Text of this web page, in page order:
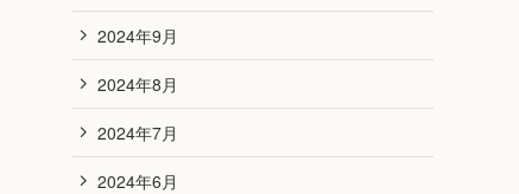
2024年9月
2024年8月
2024年7月
2024年6月